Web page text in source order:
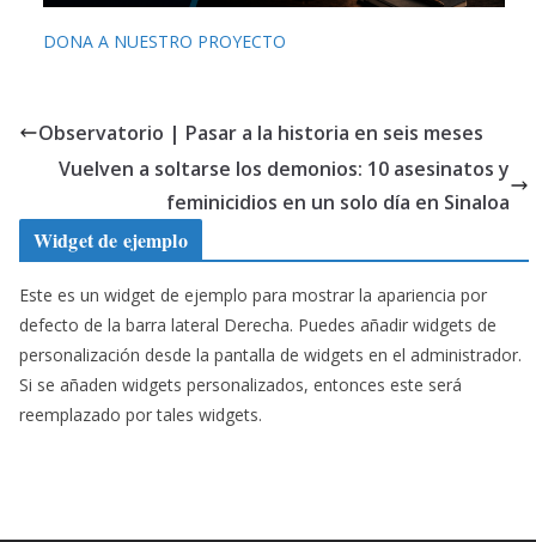
DONA A NUESTRO PROYECTO
Observatorio | Pasar a la historia en seis meses
Vuelven a soltarse los demonios: 10 asesinatos y
feminicidios en un solo día en Sinaloa
Widget de ejemplo
Este es un widget de ejemplo para mostrar la apariencia por
defecto de la barra lateral Derecha. Puedes añadir widgets de
personalización desde la pantalla de widgets en el administrador.
Si se añaden widgets personalizados, entonces este será
reemplazado por tales widgets.